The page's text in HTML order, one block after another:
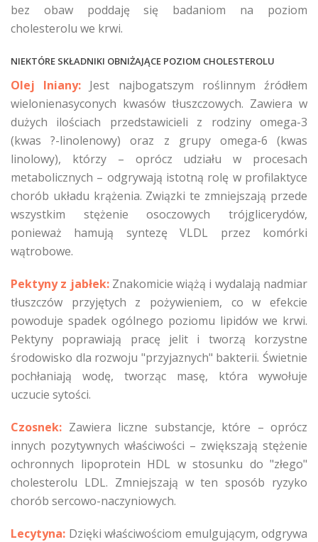
bez obaw poddaję się badaniom na poziom
cholesterolu we krwi.
NIEKTÓRE SKŁADNIKI OBNIŻAJĄCE POZIOM CHOLESTEROLU
Olej lniany: Jest najbogatszym roślinnym źródłem
wielonienasyconych kwasów tłuszczowych. Zawiera w
dużych ilościach przedstawicieli z rodziny omega-3
(kwas ?-linolenowy) oraz z grupy omega-6 (kwas
linolowy), którzy – oprócz udziału w procesach
metabolicznych – odgrywają istotną rolę w profilaktyce
chorób układu krążenia. Związki te zmniejszają przede
wszystkim stężenie osoczowych trójglicerydów,
ponieważ hamują syntezę VLDL przez komórki
wątrobowe.
Pektyny z jabłek:Znakomicie wiążą i wydalają nadmiar
tłuszczów przyjętych z pożywieniem, co w efekcie
powoduje spadek ogólnego poziomu lipidów we krwi.
Pektyny poprawiają pracę jelit i tworzą korzystne
środowisko dla rozwoju "przyjaznych" bakterii. Świetnie
pochłaniają wodę, tworząc masę, która wywołuje
uczucie sytości.
Czosnek: Zawiera liczne substancje, które – oprócz
innych pozytywnych właściwości – zwiększają stężenie
ochronnych lipoprotein HDL w stosunku do "złego"
cholesterolu LDL. Zmniejszają w ten sposób ryzyko
chorób sercowo-naczyniowych.
Lecytyna: Dzięki właściwościom emulgującym, odgrywa